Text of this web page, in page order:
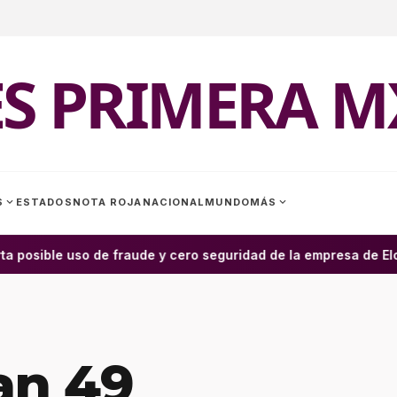
PRIMERA
expand_more ESTADOS NOTA ROJA NACIONAL MUNDOMÁS expand_more
uso de fraude y cero seguridad de la empresa de Elon